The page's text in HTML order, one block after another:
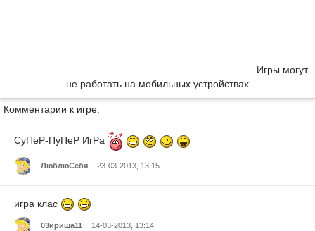
Игры могут
не работать на мобильных устройствах
Комментарии к игре:
СуПеР-ПуПеР ИгРа
ЛюблюСебя 23-03-2013, 13:15
игра клас
03ириша11 14-03-2013, 13:14